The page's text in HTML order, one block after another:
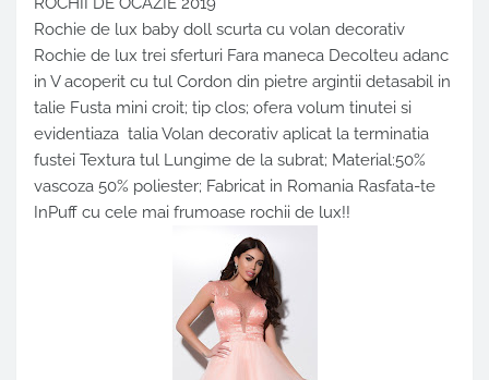
Rochie de lux baby doll scurta cu volan decorativ
Rochie de lux trei sferturi Fara maneca Decolteu adanc
in V acoperit cu tul Cordon din pietre argintii detasabil in
talie Fusta mini croit; tip clos; ofera volum tinutei si
evidentiaza talia Volan decorativ aplicat la terminatia
fustei Textura tul Lungime de la subrat; Material:50%
vascoza 50% poliester; Fabricat in Romania Rasfata-te
InPuff cu cele mai frumoase rochii de lux!!